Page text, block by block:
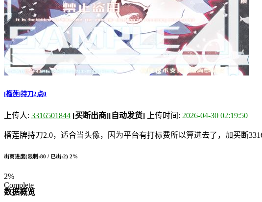
[榴莲]持刀2点0
上传人: 3316501844 [买断出商][自动发货] 上传时间: 2026-04-30 02:19:50
榴莲牌持刀2.0，适合当头像，因为平台有打标费所以算进去了，加买断
出商进度(限制:80 / 已出:2) 2%
2%
Complete
数据概览